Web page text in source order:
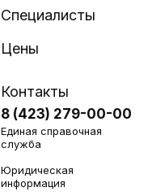
Специалисты
Цены
Контакты
8 (423) 279-00-00
Единая справочная
служба
Юридическая
информация